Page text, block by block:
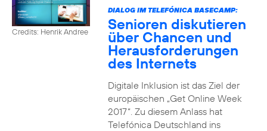
Credits: Henrik Andree
DIALOG IM TELEFÓNICA BASECAMP:
Senioren diskutieren
über Chancen und
Herausforderungen
des Internets
Digitale Inklusion ist das Ziel der
europäischen „Get Online Week
2017“. Zu diesem Anlass hat
Telefónica Deutschland ins